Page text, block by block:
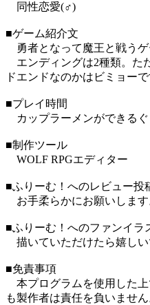
同性恋愛(♂)
■ゲーム紹介文
勇者となって魔王と戦うゲ
エンディングは2種類。た
ドエンドなのかはビミョーで
■プレイ時間
カップラーメンができるぐ
■制作ツール
WOLF RPGエディター
■ふりーむ！へのレビュー投
お手柔らかにお願いします
■ふりーむ！へのファンイラ
描いていただけたら嬉しい
■免責事項
本プログラムを使用した
も製作者は責任を負いませ